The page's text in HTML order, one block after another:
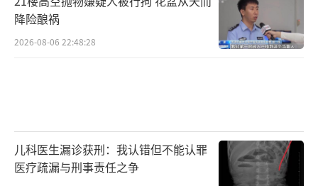
上半场，周期风格主导，非银金融、银
材股集体狂欢，市场情绪达到极致，上证冲高
至5166点高位。
降险酿祸
2026-08-06 22:48:28
儿科医生漏诊获刑：我认错但不能认罪
医疗疏漏与刑事责任之争